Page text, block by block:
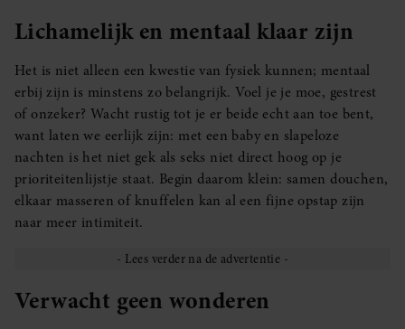
Lichamelijk en mentaal klaar zijn
Het is niet alleen een kwestie van fysiek kunnen; mentaal
erbij zijn is minstens zo belangrijk. Voel je je moe, gestrest
of onzeker? Wacht rustig tot je er beide echt aan toe bent,
want laten we eerlijk zijn: met een baby en slapeloze
nachten is het niet gek als seks niet direct hoog op je
prioriteitenlijstje staat. Begin daarom klein: samen douchen,
elkaar masseren of knuffelen kan al een fijne opstap zijn
naar meer intimiteit.
Verwacht geen wonderen